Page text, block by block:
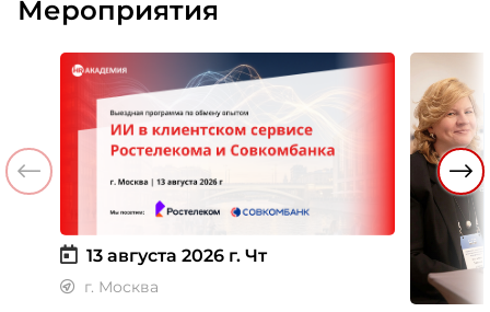
Мероприятия
13 августа 2026 г. Чт
г. Москва